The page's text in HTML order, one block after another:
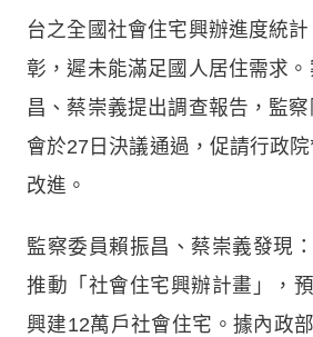
台之全國社會住宅興辦進度統
彰，遲未能滿足國人居住需求
昌、蔡崇義提出調查報告，監
會於27日決議通過，促請行政
改進。
監察委員賴振昌、蔡崇義發現
推動「社會住宅興辦計畫」，
興建12萬戶社會住宅。據內政